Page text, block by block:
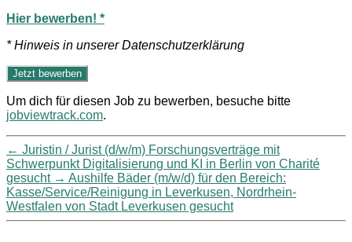
Hier bewerben! *
* Hinweis in unserer Datenschutzerklärung
Um dich für diesen Job zu bewerben, besuche bitte
jobviewtrack.com.
← Juristin / Jurist (d/w/m) Forschungsverträge mit
Schwerpunkt Digitalisierung und KI in Berlin von Charité
gesucht → Aushilfe Bäder (m/w/d) für den Bereich:
Kasse/Service/Reinigung in Leverkusen, Nordrhein-
Westfalen von Stadt Leverkusen gesucht